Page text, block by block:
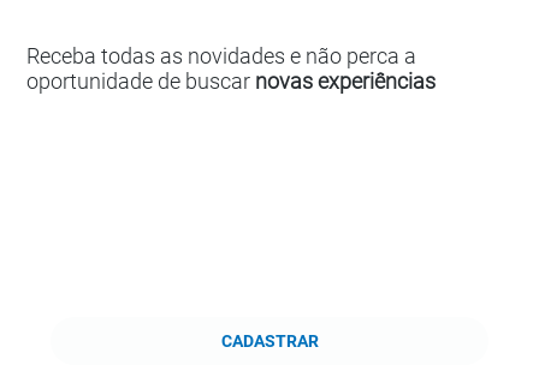
Receba todas as novidades e não perca a
oportunidade de buscar novas experiências
CADASTRAR